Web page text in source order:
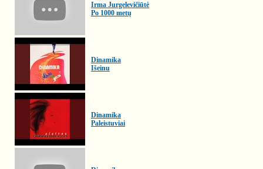
Irma Jurgelevičiūtė
Po 1000 metų
Dinamika
Išeinu
Dinamika
Paleistuviai